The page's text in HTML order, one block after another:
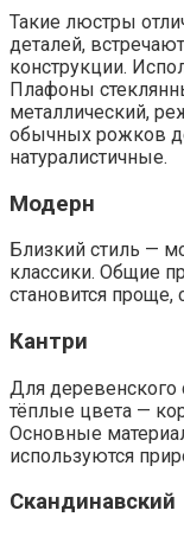
Такие люстры
деталей,
конструкции.
Плафоны
металлический,
обычных рожков
натуралистичные.
Модерн
Близкий стиль —
классики. Общие
становится
Кантри
Для деревенского
тёплые цвета —
Основные
используются
Скандинавский